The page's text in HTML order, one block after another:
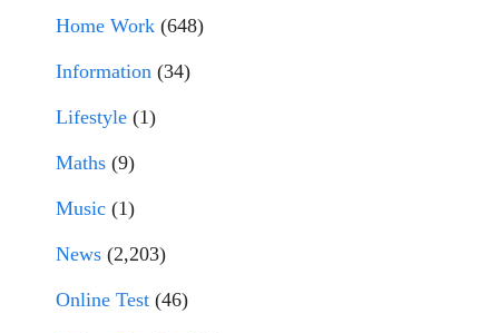
Home Work (648)
Information (34)
Lifestyle (1)
Maths (9)
Music (1)
News (2,203)
Online Test (46)